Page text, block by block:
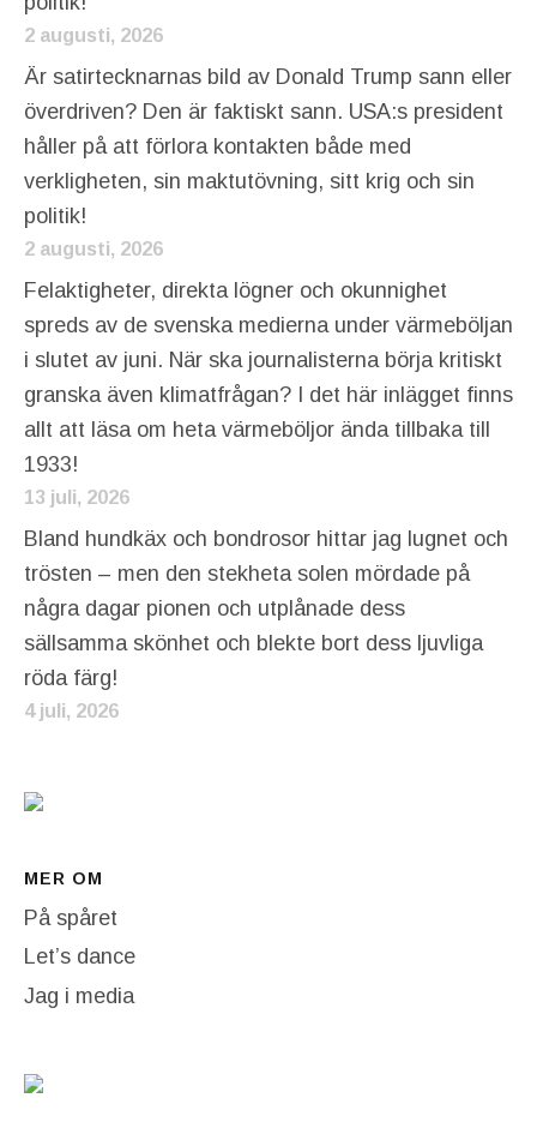
2 augusti, 2026
Är satirtecknarnas bild av Donald Trump sann eller
överdriven? Den är faktiskt sann. USA:s president
håller på att förlora kontakten både med
verkligheten, sin maktutövning, sitt krig och sin
politik!
2 augusti, 2026
Felaktigheter, direkta lögner och okunnighet
spreds av de svenska medierna under värmeböljan
i slutet av juni. När ska journalisterna börja kritiskt
granska även klimatfrågan? I det här inlägget finns
allt att läsa om heta värmeböljor ända tillbaka till
1933!
13 juli, 2026
Bland hundkäx och bondrosor hittar jag lugnet och
trösten – men den stekheta solen mördade på
några dagar pionen och utplånade dess
sällsamma skönhet och blekte bort dess ljuvliga
röda färg!
4 juli, 2026
MER OM
På spåret
Let’s dance
Jag i media